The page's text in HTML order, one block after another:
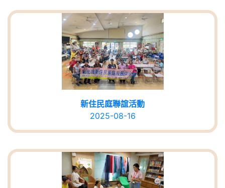
新住民庭聯誼活動
2025-08-16